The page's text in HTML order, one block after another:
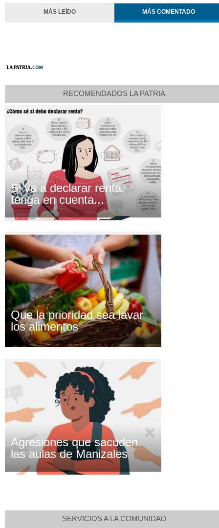
MÁS LEÍDO MÁS COMENTADO
RECOMENDADOS LA PATRIA
Si va a declarar renta,
tenga en cuenta...
Que la prioridad sea lavar
los alimentos
Agresiones que sacuden
las aulas de Manizales
SERVICIOS A LA COMUNIDAD